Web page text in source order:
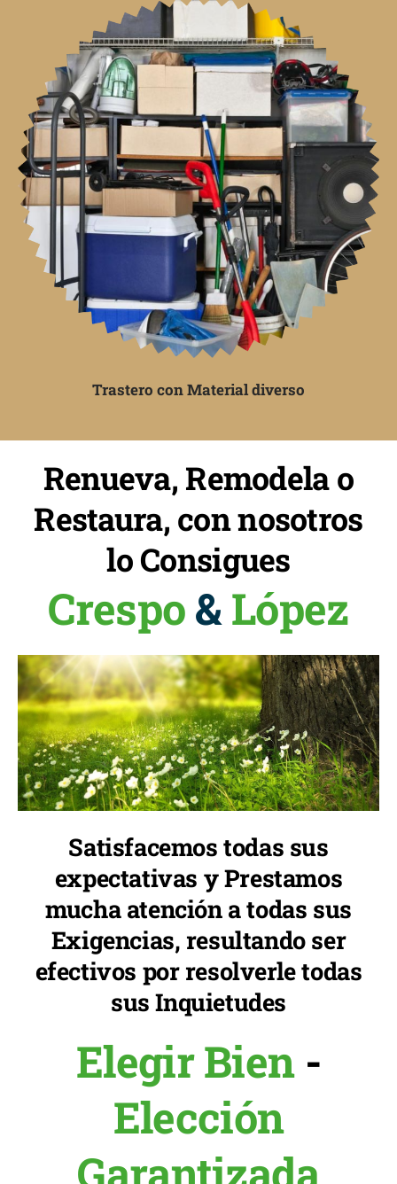
Trastero con Material diverso
Renueva, Remodela o
Restaura, con nosotros
lo Consigues
Crespo&López
Satisfacemos todas sus
expectativas y Prestamos
mucha atención a todas sus
Exigencias, resultando ser
efectivos por resolverle todas
sus Inquietudes
Elegir Bien -
Elección
Garantizada